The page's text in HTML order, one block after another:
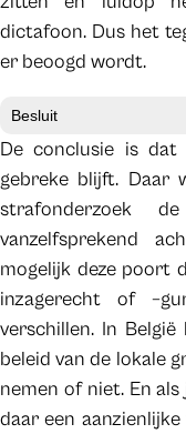
dictafoon. Dus het
er beoogd wordt.
Besluit
De conclusie is dat
gebreke blijft. Daar
strafonderzoek
vanzelfsprekend
mogelijk deze poort
inzagerecht of
verschillen. In
beleid van de lokale
nemen of niet. En
daar een